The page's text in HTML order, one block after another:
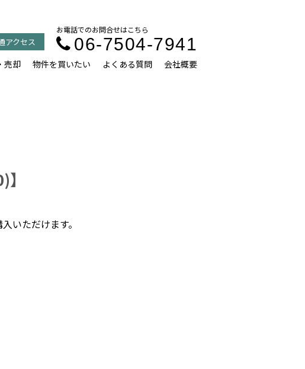
お電話でのお問合せはこちら
06-7504-7941
アクセス
売却 物件を買いたい よくある質問 会社概要
いただけます。